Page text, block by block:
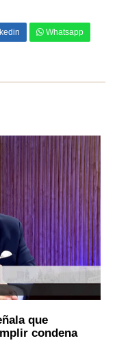
Whatsapp
que
condena